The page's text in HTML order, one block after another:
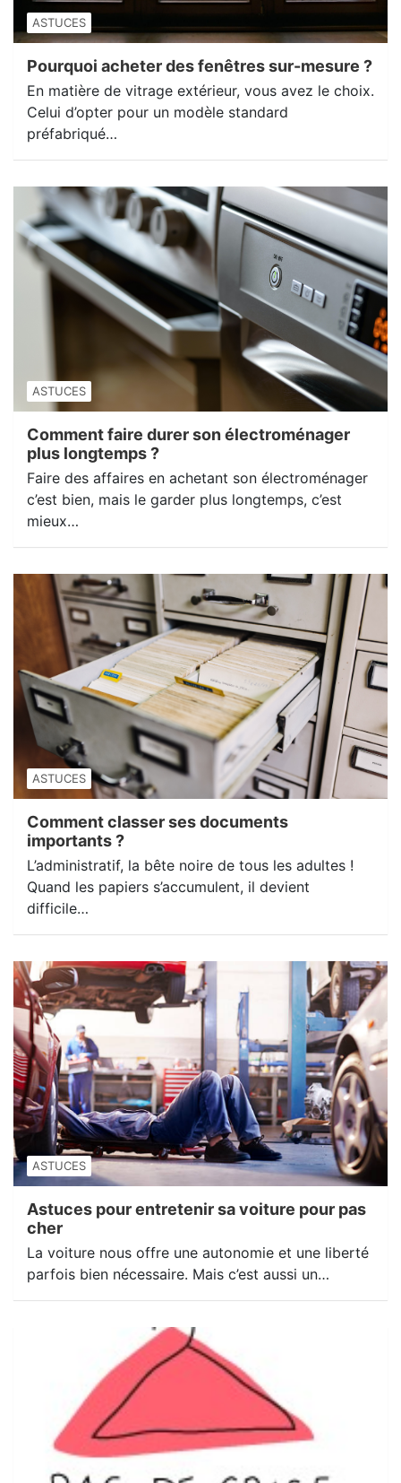
ASTUCES
Pourquoi acheter des fenêtres sur-mesure ?
En matière de vitrage extérieur, vous avez le choix.
Celui d’opter pour un modèle standard
préfabriqué…
ASTUCES
Comment faire durer son électroménager
plus longtemps ?
Faire des affaires en achetant son électroménager
c’est bien, mais le garder plus longtemps, c’est
mieux…
ASTUCES
Comment classer ses documents
importants ?
L’administratif, la bête noire de tous les adultes !
Quand les papiers s’accumulent, il devient
difficile…
ASTUCES
Astuces pour entretenir sa voiture pour pas
cher
La voiture nous offre une autonomie et une liberté
parfois bien nécessaire. Mais c’est aussi un…